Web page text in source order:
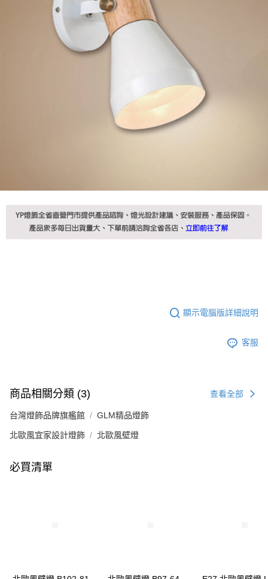
顯示電腦版詳細說明
客服
商品相關分類 (3) 查看全部
台灣燈飾品牌旗艦館 GLM精品燈飾
北歐風宜家設計燈飾 北歐風壁燈
必買清單